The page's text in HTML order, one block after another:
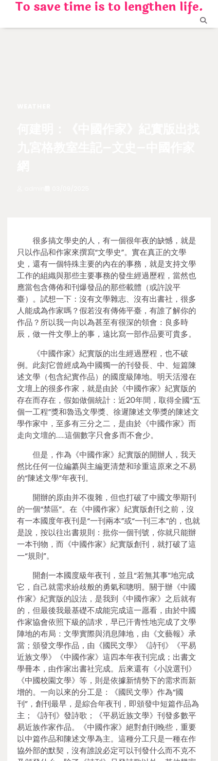
content
To save time is to lengthen life.
很多搞文學史的人，有一個很年夜的缺憾，就是
只以作品和作家來撰寫“文學史”。實在真正的文學
史，還有一個特殊主要的內在的事務，就是支持文學
工作的組織與那些主要事務的發生經過歷程，當然也
應當包含傳佈和刊爆發品的那些載體（或許說平
臺）。試想一下：沒有文學雜志、沒有出書社，很多
人能成為作家嗎？假若沒有傳佈平臺，有誰了解你的
作品？所以我一向以為甚至有很深的領會：良多時
辰，做一件文學上的事，遠比寫一部作品要可貴多。
《中國作家》紀實版的出生經過歷程，也不破
例。此刻它曾經成為中國獨一的刊發長、中、短篇陳
述文學（包含紀實作品）的國度級陣地。明天活潑在
文壇上的很多作家，就是由於《中國作家》紀實版的
存在而存在，假如做個統計：近20年間，取得全國“五
個一工程”獎和魯迅文學獎、徐遲陳述文學獎的陳述文
學作家中，至多有三分之二，是由於《中國作家》而
走向文壇的……這個數字只會多而不會少。
但是，作為《中國作家》紀實版的開辦人，我天
然比任何一位編纂與主編更清楚和珍重這原來之不易
的“陳述文學”年夜刊。
開辦的原由并不復雜，但也打破了中國文學期刊
的一個“禁區”。在《中國作家》紀實版創刊之前，沒
有一本國度年夜刊是“一刊兩本”或“一刊三本”的，也就
是說，按以往出書規則：批你一個刊號，你就只能辦
一本刊物，而《中國作家》紀實版創刊，就打破了這
一“規則”。
開創一本國度級年夜刊，並且“若無其事”地完成
它，自己就需求紛歧般的勇氣和聰明。關于辦《中國
作家》紀實版的設法，是我到《中國作家》之后就有
的，但最後我最基礎不成能完成這一愿看，由於中國
作家協會依照下級的請求，早已汗青性地完成了文學
陣地的布局：文學實際與消息陣地，由《文藝報》承
當；頒發文學作品，由《國民文學》《詩刊》《平易
近族文學》《中國作家》這四本年夜刊完成；出書文
學冊本，由作家出書社完成。后來還有《小說選刊》
《中國校園文學》等，則是依據新情勢下的需求而新
增的。一向以來的分工是：《國民文學》作為“國
刊”，創刊最早，是綜合年夜刊，即頒發中短篇作品為
主；《詩刊》發詩歌；《平易近族文學》刊發多數平
易近族作家作品。《中國作家》絕對創刊晚些，重要
以中篇作品和陳述文學為主。這種分工只是一種在作
協外部的默契，沒有誰說必定可以刊發什么而不克不